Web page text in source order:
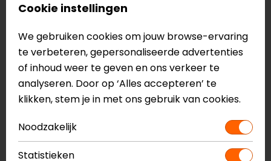
-5% -5%
Cookie instellingen
We gebruiken cookies om jouw browse-ervaring
te verbeteren, gepersonaliseerde advertenties
of inhoud weer te geven en ons verkeer te
analyseren. Door op ‘Alles accepteren’ te
klikken, stem je in met ons gebruik van cookies.
Noodzakelijk
Statistieken